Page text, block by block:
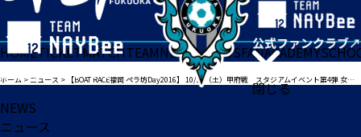
閉じる
HOMETICKETMATCHTEAMNEWSGOODSFANACADEMY
ホーム >ニュース > 【BOAT RACE福岡 ペラ坊Day2016】 10/22（土）甲府戦 スタジアムイベント第4弾 女性限定「アビー女エリア」で私たちと一緒に応援しよう☆
NEWS
ニュース